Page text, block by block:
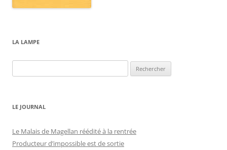
LA LAMPE
LE JOURNAL
Le Malais de Magellan réédité à la rentrée
Producteur d’impossible est de sortie